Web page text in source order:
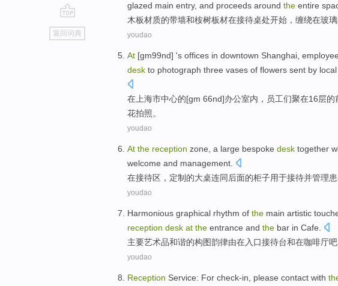
go
top
返回词典
glazed main entry, and proceeds around the entire
木板材质的带墙和桉树板材在接待桌处开始， 缠绕在玻
youdao
At [gm99nd] 's offices in downtown Shanghai
desk to photograph three vases of flowers sent by local
在 上海市中心的[gm 66nd]办公室内 ， 员工们聚在16层的
花拍照。
youdao
At the reception zone , a large bespoke desk together
welcome and management
在接待区 ， 定制的大桌连同 后面的柜子用于接待并管理
youdao
Harmonious graphical rhythm of the main artistic
reception desk at the entrance and the bar in Cafe
主要艺术品和谐的构图韵律由在入口接待台和在咖啡厅
youdao
Reception Service: For check-in , please contact with